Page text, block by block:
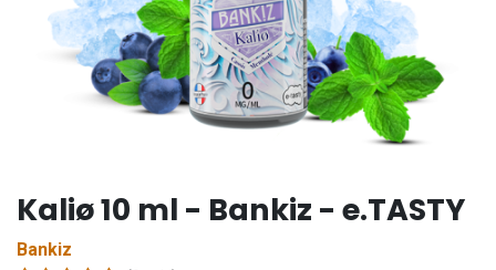
Kaliø 10 ml - Bankiz - e.TASTY
Bankiz